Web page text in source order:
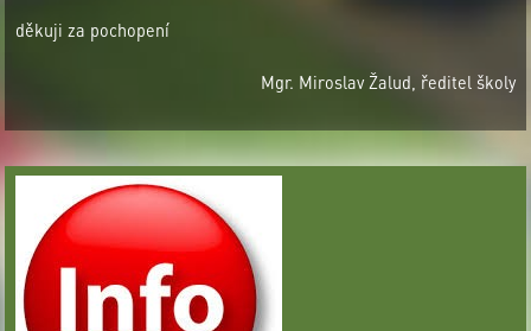
děkuji za pochopení
Mgr. Miroslav Žalud, ředitel školy